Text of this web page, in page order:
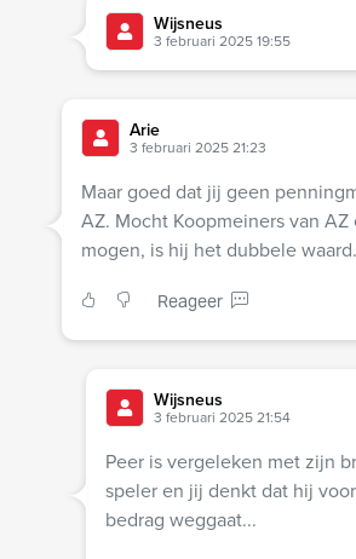
Wijsneus
3 februari 2025 19:55
Arie
3 februari 2025 21:23
Maar goed dat jij geen
AZ. Mocht Koopmeiners van
mogen, is hij het dubbele waard.
Reageer
Wijsneus
3 februari 2025 21:54
Peer is vergeleken met zijn
speler en jij denkt dat hij
bedrag weggaat...